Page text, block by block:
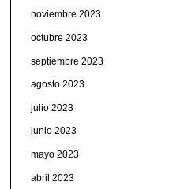
noviembre 2023
octubre 2023
septiembre 2023
agosto 2023
julio 2023
junio 2023
mayo 2023
abril 2023